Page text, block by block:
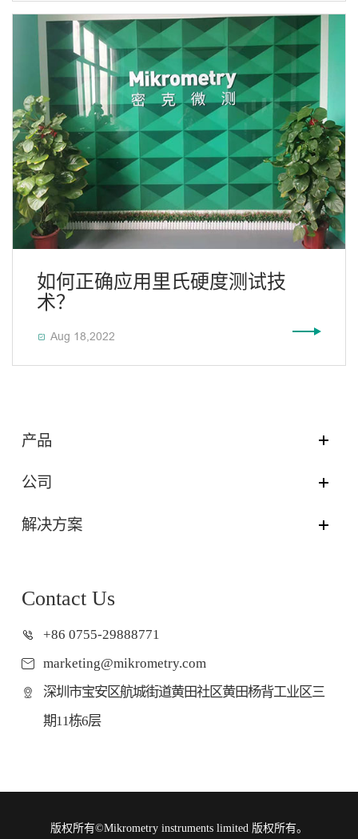
如何正确应用里氏硬度测试技
术？
 Aug 18,2022
产品
公司
解决方案
Contact Us
+86 0755-29888771
marketing@mikrometry.com
深圳市宝安区航城街道黄田社区黄田杨背工业区三
期11栋6层
版权所有©Mikrometry instruments limited 版权所有。